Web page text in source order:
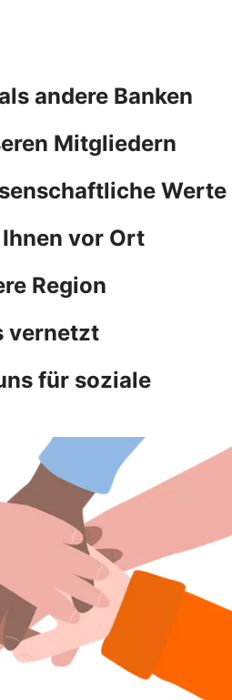
andere Banken
Mitgliedern
Werte
vor Ort
Region
vernetzt
für soziale